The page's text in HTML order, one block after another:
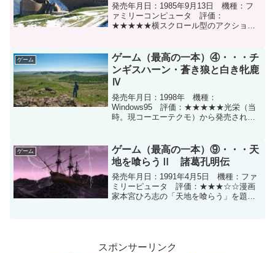
発売年月日：1985年9月13日 機種：フ
ァミリーコンピュータ 評価：
★★★★★横スクロール型のアクション
ムである。最短でクリアするにはステー
ジ1-2でステージ4へワー...
ゲーム
ゲーム（最高の一本）④・・・チ
ンギスハーン・蒼き狼と白き牝鹿
Ⅳ
発売年月日：1998年 機種：
Windows95 評価：★★★★★光栄（当
時。現コーエーテクモ）から発売された
の主役がモンゴル帝国・チンギスハーン
という、ややマイナー（...
ゲーム
ゲーム（最高の一本）⑨・・・天
地を喰らうⅡ 諸葛孔明伝
発売年月日：1991年4月5日 機種：ファ
ミリーピュータ 評価：★★★☆☆漫画
家本宮ひろ志の「天地を喰らう」を題材
スポンサーリンク